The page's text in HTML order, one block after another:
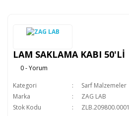
LAM SAKLAMA KABI 50'Lİ
0 - Yorum
Kategori
Sarf Malzemeler
Marka
ZAG LAB
Stok Kodu
ZLB.209800.0001